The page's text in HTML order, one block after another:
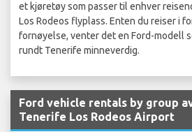
et kjøretøy som passer til enhver
Los Rodeos flyplass. Enten du reiser i
fornøyelse, venter det en Ford-modell
rundt Tenerife minneverdig.
Ford vehicle rentals by group
Tenerife Los Rodeos Airport